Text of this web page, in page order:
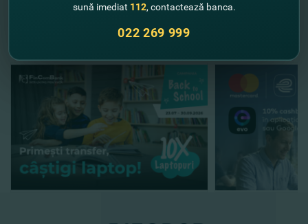
Alte noutăţi
sună imediat 112, contactează banca.
022 269 999